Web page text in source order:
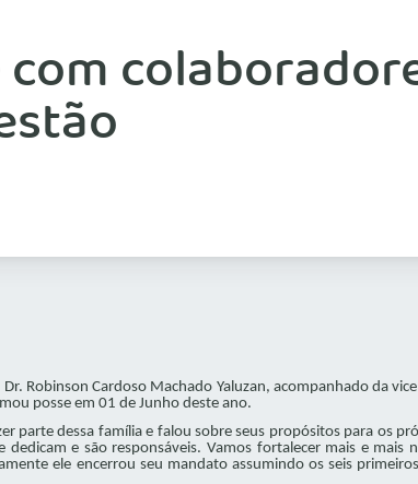
Cardoso Machado Yaluzan, acompanhado da
posse em 01 de Junho deste ano.
dessa família e falou sobre seus propósitos para os
e são responsáveis. Vamos fortalecer mais e mais
ele encerrou seu mandato assumindo os seis